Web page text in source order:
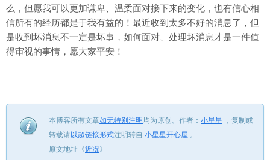
么，但愿我可以更加谦卑、温柔面对接下来的变化，也有信心相
信所有的经历都是于我有益的！最近收到太多不好的消息了，但
是收到坏消息不一定是坏事，如何面对、处理坏消息才是一件值
得审视的事情，愿大家平安！
本博客所有文章如无特别注明均为原创。 作者： 小星星 ， 复制或
转载请以超链接形式注明转自 小星星开心屋 。
原文地址《近况》